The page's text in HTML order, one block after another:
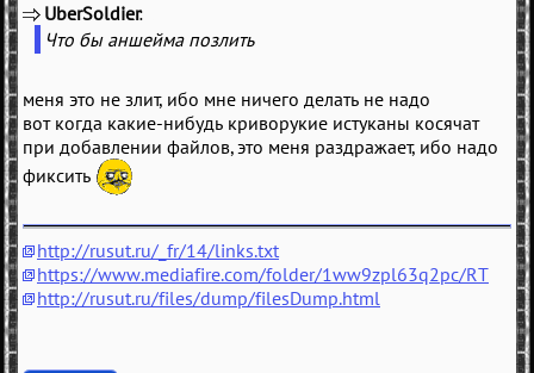
UberSoldier
Что бы аншейма позлить
меня это не злит, ибо мне ничего делать не надо
вот когда какие-нибудь криворукие истуканы косячат
при добавлении файлов, это меня раздражает, ибо надо
фиксить
http://rusut.ru/_fr/14/links.txt
https://www.mediafire.com/folder/1ww9zpl63q2pc/RT
http://rusut.ru/files/dump/filesDump.html